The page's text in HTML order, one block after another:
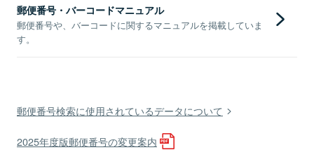
郵便番号・バーコードマニュアル
郵便番号や、バーコードに関するマニュアルを掲載していま
す。
郵便番号検索に使用されているデータについて
2025年度版郵便番号の変更案内